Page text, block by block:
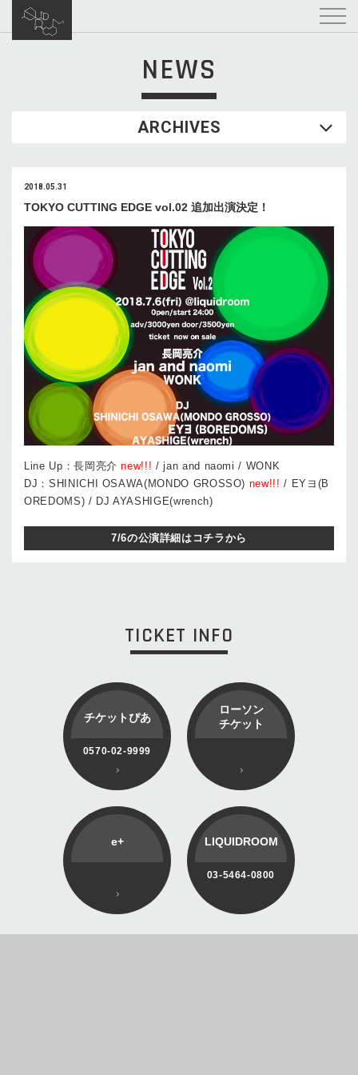
NEWS
ARCHIVES
2018.05.31
TOKYO CUTTING EDGE vol.02 追加出演決定！
Line Up：長岡亮介 new!!! / jan and naomi / WONK
DJ：SHINICHI OSAWA(MONDO GROSSO) new!!! / EYヨ(B
OREDOMS) / DJ AYASHIGE(wrench)
7/6の公演詳細はコチラから
TICKET INFO
チケットぴあ
0570-02-9999
ローソン
チケット
e+ LIQUIDROOM
03-5464-0800